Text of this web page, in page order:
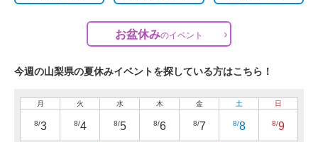
お盆休みのイベント
今週の山梨県の夏休みイベントを探している方はこちら！
月
8/3
火
8/4
水
8/5
木
8/6
金
8/7
土
8/8
日
8/9